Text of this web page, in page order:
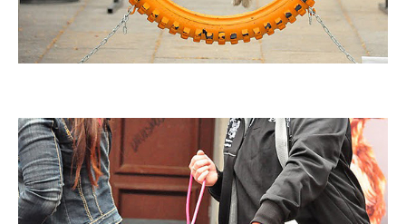
Imatge